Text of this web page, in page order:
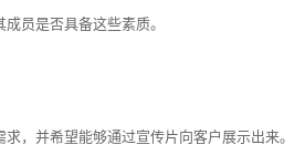
员是否具备这些素质。
，并希望能够通过宣传片向客户展示出来。